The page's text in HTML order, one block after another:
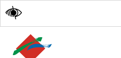
Accessibilité